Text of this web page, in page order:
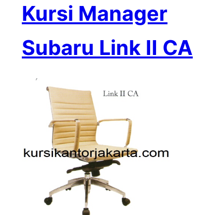
Kursi Manager
Subaru Link II CA